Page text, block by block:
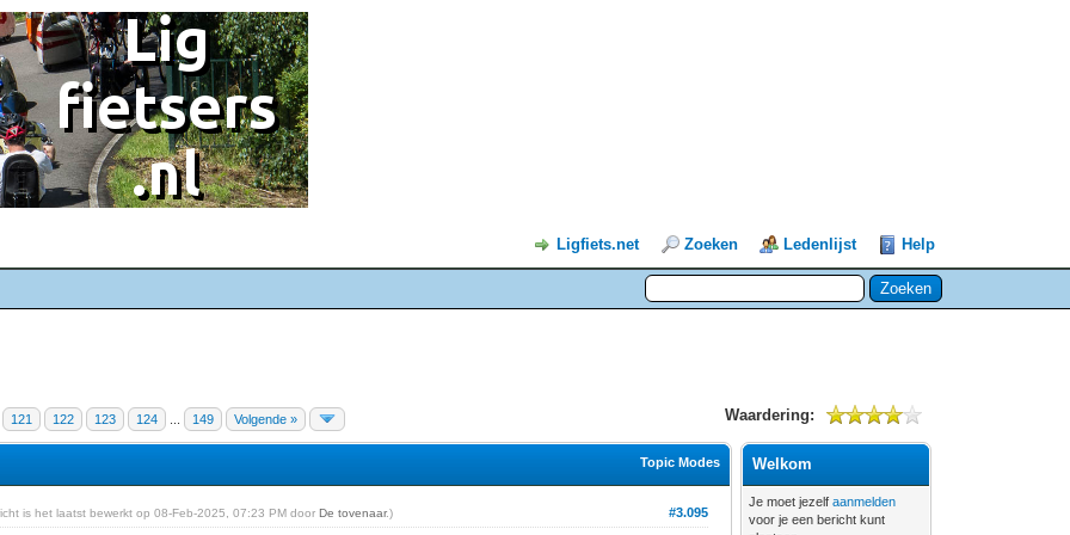
Ligfiets.net Zoeken Ledenlijst Help
121 122 123 124 149 Volgende » Waardering:
Topic Modes
#3.095
is het laatst bewerkt op 08-Feb-2025, 07:23 PM doorDe tovenaar.)
Welkom
Je moet jezelfaanmelden
voor je een bericht kunt